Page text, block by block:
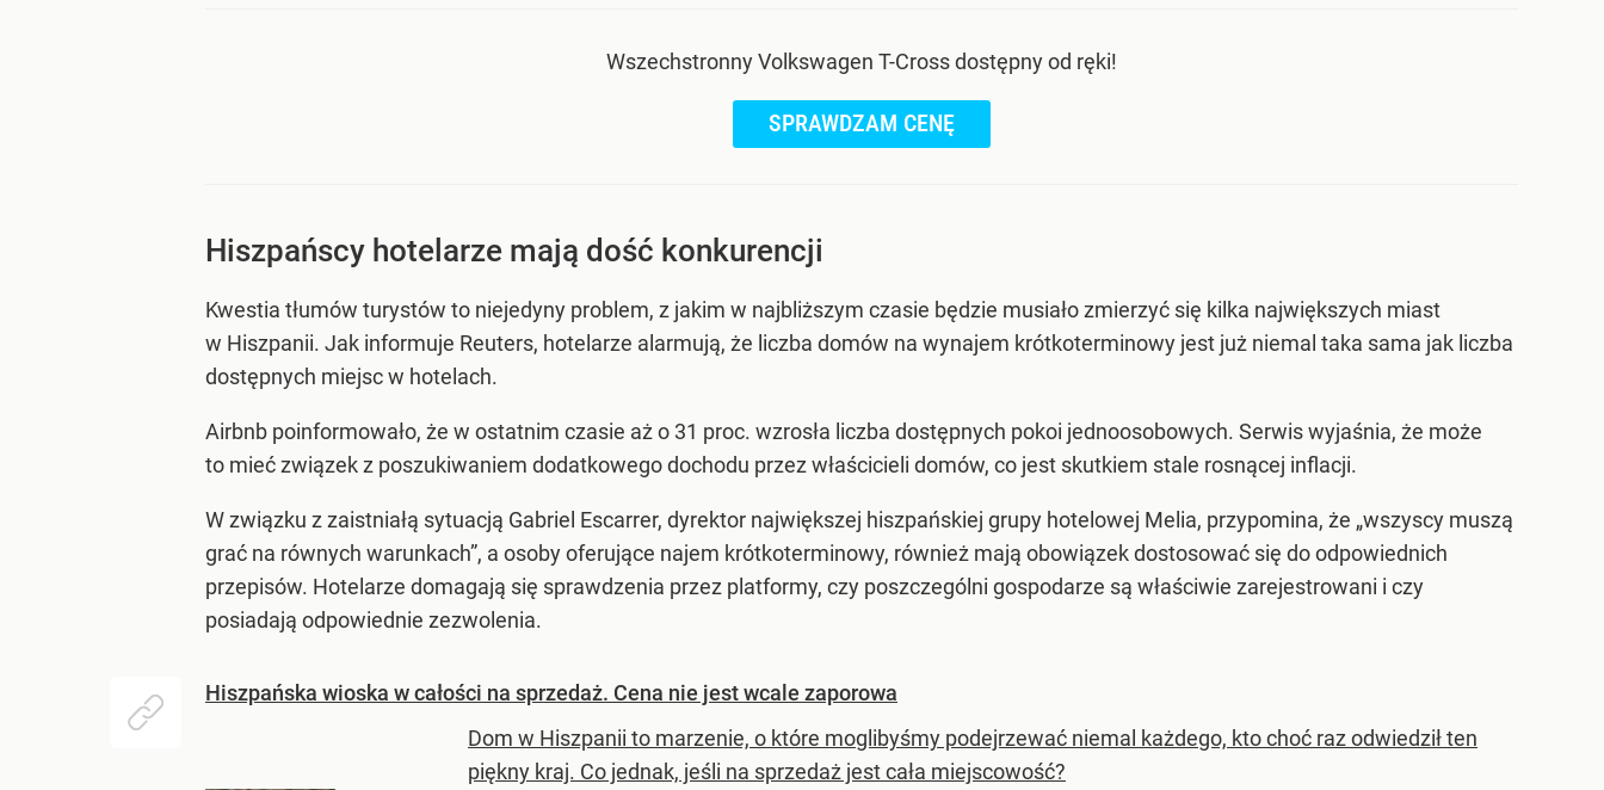
Wszechstronny Volkswagen T-Cross dostępny od ręki!
SPRAWDZAM CENĘ
Hiszpańscy hotelarze mają dość konkurencji
Kwestia tłumów turystów to niejedyny problem, z jakim w najbliższym czasie będzie musiało zmierzyć się kilka największych miast
w Hiszpanii. Jak informuje Reuters, hotelarze alarmują, że liczba domów na wynajem krótkoterminowy jest już niemal taka sama jak liczba
dostępnych miejsc w hotelach.
Airbnb poinformowało, że w ostatnim czasie aż o 31 proc. wzrosła liczba dostępnych pokoi jednoosobowych. Serwis wyjaśnia, że może
to mieć związek z poszukiwaniem dodatkowego dochodu przez właścicieli domów, co jest skutkiem stale rosnącej inflacji.
W związku z zaistniałą sytuacją Gabriel Escarrer, dyrektor największej hiszpańskiej grupy hotelowej Melia, przypomina, że „wszyscy muszą
grać na równych warunkach”, a osoby oferujące najem krótkoterminowy, również mają obowiązek dostosować się do odpowiednich
przepisów. Hotelarze domagają się sprawdzenia przez platformy, czy poszczególni gospodarze są właściwie zarejestrowani i czy
posiadają odpowiednie zezwolenia.
Hiszpańska wioska w całości na sprzedaż. Cena nie jest wcale zaporowa
Dom w Hiszpanii to marzenie, o które moglibyśmy podejrzewać niemal każdego, kto choć raz odwiedził ten
piękny kraj. Co jednak, jeśli na sprzedaż jest cała miejscowość?